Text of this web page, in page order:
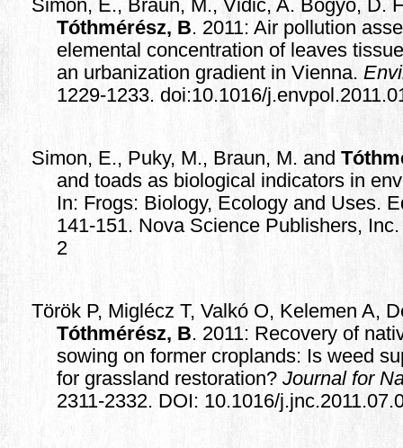
Simon, E., Braun, M., Vidic, A. Bogyó, D.
Tóthmérész, B. 2011: Air pollution
elemental concentration of leaves
an urbanization gradient in Vienna.
1229-1233. doi:10.1016/
Simon, E., Puky, M., Braun, M. and
and toads as biological indicators in
In: Frogs: Biology, Ecology and Uses.
141-151. Nova Science Publishers,
2
Török P, Miglécz T, Valkó O, Kelemen A,
Tóthmérész, B. 2011: Recovery of
sowing on former croplands: Is weed
for grassland restoration?Journal for
2311-2332. DOI: 10.1016/